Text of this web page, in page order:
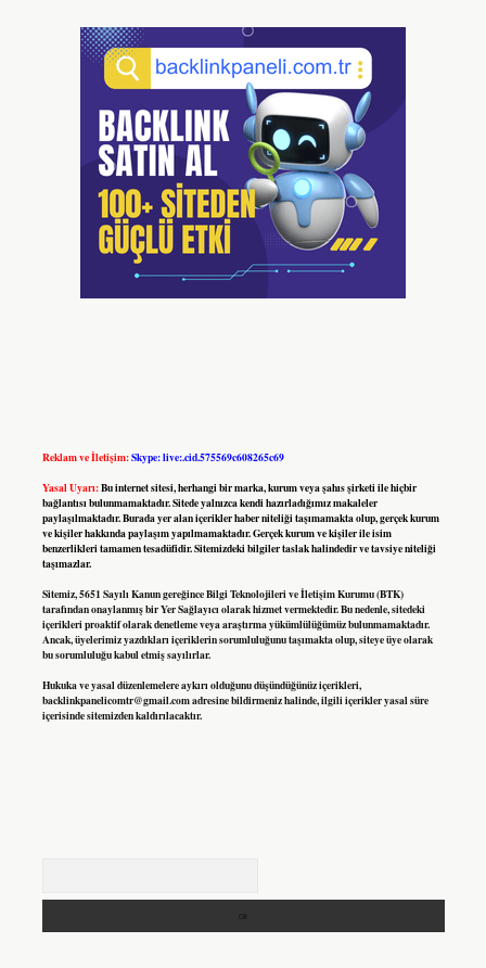
Reklam ve İletişim:Skype: live:.cid.575569c608265c69
Yasal Uyarı:Bu internet sitesi, herhangi bir marka, kurum veya şahıs şirketi ile hiçbir
bağlantısı bulunmamaktadır. Sitede yalnızca kendi hazırladığımız makaleler
paylaşılmaktadır. Burada yer alan içerikler haber niteliği taşımamakta olup, gerçek kurum
ve kişiler hakkında paylaşım yapılmamaktadır. Gerçek kurum ve kişiler ile isim
benzerlikleri tamamen tesadüfidir. Sitemizdeki bilgiler taslak halindedir ve tavsiye niteliği
taşımazlar.
Sitemiz, 5651 Sayılı Kanun gereğince Bilgi Teknolojileri ve İletişim Kurumu (BTK)
tarafından onaylanmış bir Yer Sağlayıcı olarak hizmet vermektedir. Bu nedenle, sitedeki
içerikleri proaktif olarak denetleme veya araştırma yükümlülüğümüz bulunmamaktadır.
Ancak, üyelerimiz yazdıkları içeriklerin sorumluluğunu taşımakta olup, siteye üye olarak
bu sorumluluğu kabul etmiş sayılırlar.
Hukuka ve yasal düzenlemelere aykırı olduğunu düşündüğünüz içerikleri,
backlinkpanelicomtr@gmail.comadresine bildirmeniz halinde, ilgili içerikler yasal süre
içerisinde sitemizden kaldırılacaktır.